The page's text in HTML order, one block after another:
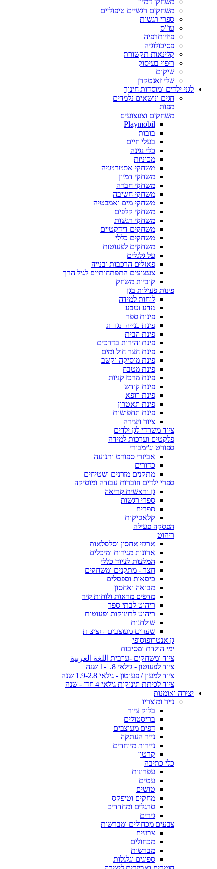
משחקי דמיון
משחקים רגשיים טיפוליים
ספרי רגשות
עו"ס
פיזיותרפיה
פסיכולוגיה
קלינאות תקשורת
ריפוי בעיסוק
שיקום
שלי זאנטקרן
לגני ילדים ומוסדות חינוך
חגים ונושאים נלמדים
מפות
משחקים וצעצועים
Playmobil
בובות
בעלי חיים
כלי נגינה
מכוניות
משחקי אסטרטגיה
משחקי דמיון
משחקי חברה
משחקי חשיבה
משחקי מים ואמבטיה
משחקי קלפים
משחקי רגשות
משחקים דידקטיים
משחקים כללי
משחקים לפעוטות
על גלגלים
פאזלים הרכבות ובנייה
צעצועים התפתחותיים לגיל הרך
קוביות משחק
פינות פעילות בגן
לוחות למידה
מדע וטבע
פינות ספר
פינת בנייה ונגרות
פינת הבית
פינת זהירות בדרכים
פינת חצר חול ומים
פינת מוסיקה וקשב
פינת מטבח
פינת מרכז קניות
פינת קודש
פינת רופא
פינת תאטרון
פינת תחפושות
ציור ויצירה
ציוד משרדי לגן ילדים
פלקטים וערכות למידה
ספורט וג'ימבורי
אביזרי ספורט ותנועה
כדורים
מתקנים מזרנים ושטיחים
ספרי ילדים חוברות עבודה ומוסיקה
גן וראשית קריאה
ספרי רגשות
ספרים
קלאסיקות
הפסקה פעילה
ריהוט
ארגזי אחסון וסלסלאות
ארונות מגירות ומיכלים
המלצות לציוד כללי
חצר - מתקנים ומשחקים
כיסאות וספסלים
מבואה ואחסון
מדפים מראות ולוחות קיר
ריהוט לבתי ספר
ריהוט לתינוקות ופעוטות
שולחנות
שערים מעוצבים וחציצות
גן אנטרופוסופי
ימי הולדת ומסיבות
ציוד ומשחקים -ערבית اللغة العربية
ציוד לפעוטון - גילאי 1-1.8 שנה
ציוד למעון / פעוטון - גילאי 1.9-2.8 שנה
ציוד לכיתת תינוקות גילאי 4 חד' - שנה
יצירה ואומנות
נייר ומוצריו
בלוק ציור
בריסטולים
דפים מעוצבים
נייר העתקה
ניירות מיוחדים
קרטון
כלי כתיבה
עפרונות
עטים
טושים
מחקים וטיפקס
סרגלים ומחדדים
גירים
צבעים מכחולים ומברשות
צבעים
מכחולים
מברשות
ספוגים וגלגלות